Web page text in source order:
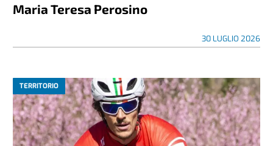
Maria Teresa Perosino
30 LUGLIO 2026
TERRITORIO